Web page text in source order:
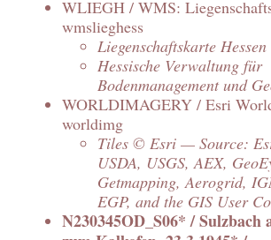
WLIEGH / WMS:
wmslieghess
Liegenschaftskarte Hessen
Hessische Verwaltung für
Bodenmanagement und
WORLDIMAGERY / Esri
worldimg
Tiles © Esri — Source:
USDA, USGS, AEX,
Getmapping, Aerogrid,
EGP, and the GIS User
N230345OD_S06* / Sulzbach